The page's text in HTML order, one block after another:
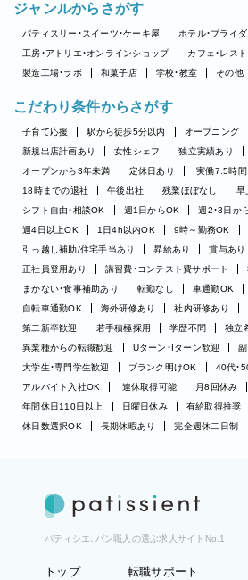
ジャンルからさがす
パティスリー・スイーツ・ケーキ屋
ホテル・ブライ
工房・アトリエ・オンラインショップ
カフェ・レス
製造工場・ラボ
和菓子店 学校・教室 その他
こだわり条件からさがす
子育て応援 駅から徒歩5分以内 オープニング
新規出店計画あり
女性シェフ 独立実績あり
オープンから3年未満
定休日あり 実働7.5時間
18時までの退社
午後出社 残業ほぼなし 早
シフト自由・相談OK
週1日からOK
週2・3日か
週4日以上OK
1日4h以内OK 9時～勤務OK
引っ越し補助/住宅手当あり
昇給あり 賞与あり
正社員登用あり
講習費・コンテスト費サポート
まかない・食事補助あり
転勤なし 車通勤OK
自転車通勤OK
海外研修あり 社内研修あり
第二新卒歓迎
若手積極採用 学歴不問
独立
異業種からの転職歓迎
Uターン・Iターン歓迎
大学生・専門学生歓迎
ブランク明けOK
40代・
アルバイト入社OK
連休取得可能 月8回休み
年間休日110日以上
日曜日休み 有給取得推奨
休日数選択OK
長期休暇あり 完全週休二日制
パティシエ、パン職人の選ぶ求人サイトNo.1
トップ
転職サポート